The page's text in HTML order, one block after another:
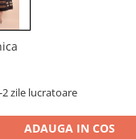
2 zile lucratoare
ADAUGA IN COS